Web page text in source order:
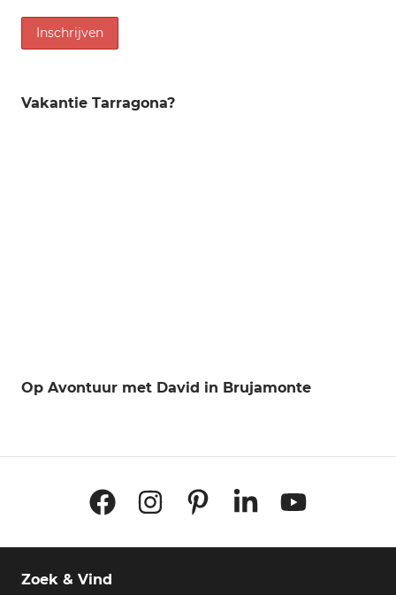
Vakantie Tarragona?
Op Avontuur met David in Brujamonte
FacebookInstagramPinterestLinkedInYouTube
Zoek & Vind